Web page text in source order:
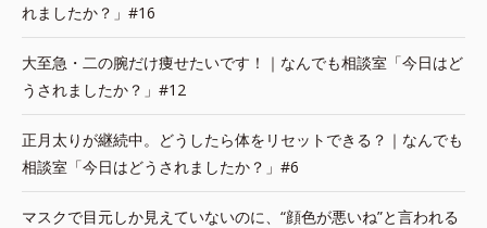
れましたか？」#16
大至急・二の腕だけ痩せたいです！｜なんでも相談室「今日はど
うされましたか？」#12
正月太りが継続中。どうしたら体をリセットできる？｜なんでも
相談室「今日はどうされましたか？」#6
マスクで目元しか見えていないのに、“顔色が悪いね”と言われる